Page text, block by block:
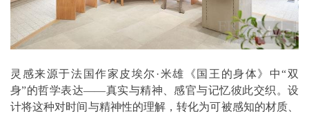
灵感来源于法国作家⽪埃尔·⽶雄《国王的⾝体》中“双
⾝”的哲学表达——真实与精神、感官与记忆彼此交织。设
计将这种对时间与精神性的理解，转化为可被感知的材质、